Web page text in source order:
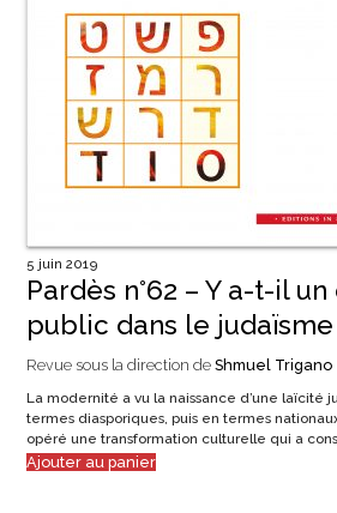
5 juin 2019
Pardès n°62 – Y a-t-il
public dans le judaïsme
Revue sous la direction de Shmuel Trigano
La modernité a vu la naissance d’une laïcité
termes diasporiques, puis en termes
opéré une transformation culturelle qui a
Ajouter au panier